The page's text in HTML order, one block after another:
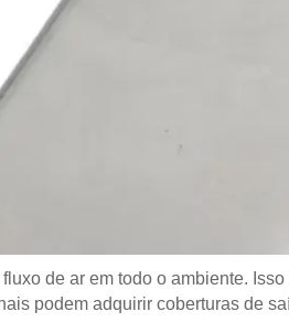
de ar em todo o ambiente. Isso
podem adquirir coberturas de